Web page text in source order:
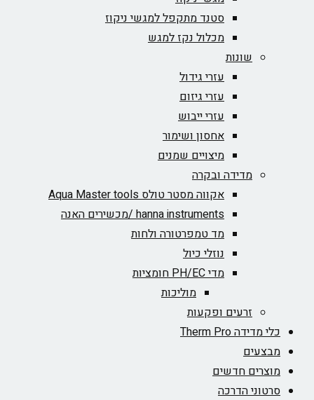
סטנד מתקפל למגשי ניקוז
מכלול נקז למגש
שונות
עזרי גידול
עזרי גיזום
עזרי ייבוש
אחסון ושימור
מיצויים שמנים
מדידה ובקרה
אקווה מסטר טולס Aqua Master tools
hanna instruments /מכשירים האנה
מד טמפרטורה ולחות
נוזלי כיול
מדי PH/EC חומציות
מוליכות
זרעים ופקעות
כלי מדידה Therm Pro
מבצעים
מוצרים חדשים
סרטוני הדרכה